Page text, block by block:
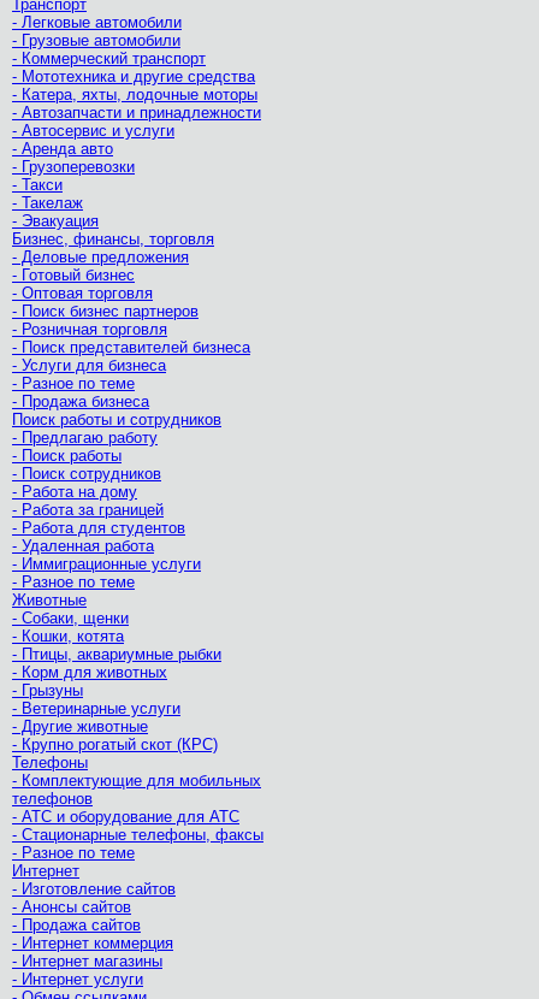
Транспорт
- Легковые автомобили
- Грузовые автомобили
- Коммерческий транспорт
- Мототехника и другие средства
- Катера, яхты, лодочные моторы
- Автозапчасти и принадлежности
- Автосервис и услуги
- Аренда авто
- Грузоперевозки
- Такси
- Такелаж
- Эвакуация
Бизнес, финансы, торговля
- Деловые предложения
- Готовый бизнес
- Оптовая торговля
- Поиск бизнес партнеров
- Розничная торговля
- Поиск представителей бизнеса
- Услуги для бизнеса
- Разное по теме
- Продажа бизнеса
Поиск работы и сотрудников
- Предлагаю работу
- Поиск работы
- Поиск сотрудников
- Работа на дому
- Работа за границей
- Работа для студентов
- Удаленная работа
- Иммиграционные услуги
- Разное по теме
Животные
- Собаки, щенки
- Кошки, котята
- Птицы, аквариумные рыбки
- Корм для животных
- Грызуны
- Ветеринарные услуги
- Другие животные
- Крупно рогатый скот (КРС)
Телефоны
- Комплектующие для мобильных
телефонов
- АТС и оборудование для АТС
- Стационарные телефоны, факсы
- Разное по теме
Интернет
- Изготовление сайтов
- Анонсы сайтов
- Продажа сайтов
- Интернет коммерция
- Интернет магазины
- Интернет услуги